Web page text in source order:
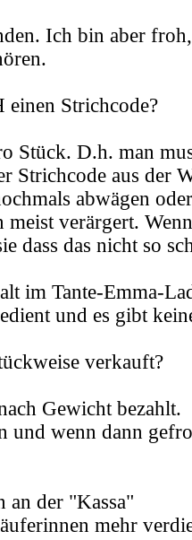
Ich bin aber
Strichcode?
Stück. D.h. man
Strichcode aus der
abwägen
meist verärgert.
dass das nicht so
im Tante-Emma-
und es gibt
verkauft?
Gewicht bezahlt.
und wenn dann
an der "Kassa"
mehr